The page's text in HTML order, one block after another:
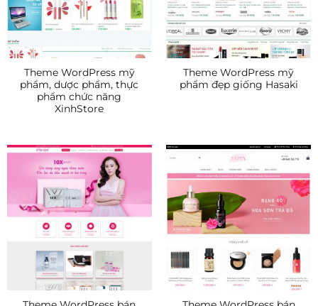
Theme WordPress mỹ
phẩm, dược phẩm, thực
phẩm chức năng
XinhStore
Theme WordPress mỹ
phẩm đẹp giống Hasaki